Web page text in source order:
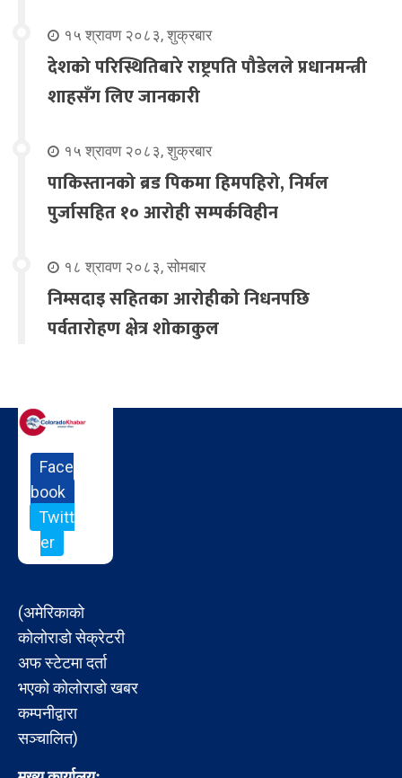
१५ श्रावण २०८३, शुक्रबार
देशको परिस्थितिबारे राष्ट्रपति पौडेलले प्रधानमन्त्री
शाहसँग लिए जानकारी
१५ श्रावण २०८३, शुक्रबार
पाकिस्तानको ब्रड पिकमा हिमपहिरो, निर्मल
पुर्जासहित १० आरोही सम्पर्कविहीन
१८ श्रावण २०८३, सोमबार
निम्सदाइ सहितका आरोहीको निधनपछि
पर्वतारोहण क्षेत्र शोकाकुल
Face
book
Twitt
er
(अमेरिकाको
कोलोराडो सेक्रेटरी
अफ स्टेटमा दर्ता
भएको कोलोराडो खबर
कम्पनीद्वारा
सञ्चालित)